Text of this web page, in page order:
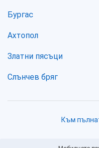
Бургас
Ахтопол
Златни пясъци
Слънчев бряг
Към